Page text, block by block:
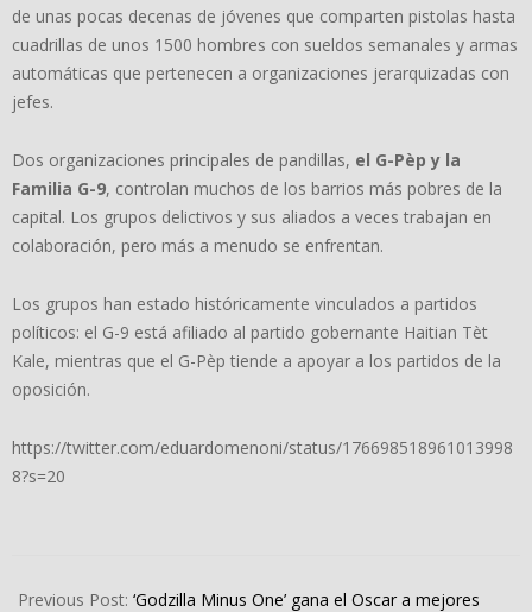
de unas pocas decenas de jóvenes que comparten pistolas hasta
cuadrillas de unos 1500 hombres con sueldos semanales y armas
automáticas que pertenecen a organizaciones jerarquizadas con
jefes.
Dos organizaciones principales de pandillas, el G-Pèp y la
Familia G-9, controlan muchos de los barrios más pobres de la
capital. Los grupos delictivos y sus aliados a veces trabajan en
colaboración, pero más a menudo se enfrentan.
Los grupos han estado históricamente vinculados a partidos
políticos: el G-9 está afiliado al partido gobernante Haitian Tèt
Kale, mientras que el G-Pèp tiende a apoyar a los partidos de la
oposición.
https://twitter.com/eduardomenoni/status/176698518961013998
8?s=20
03-
Previous Post: ‘Godzilla Minus One’ gana el Oscar a mejores